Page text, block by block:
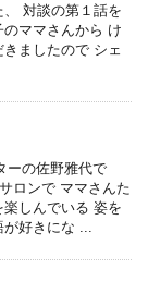
対談の第１話を
ママさんから け
ましたので シェ
ーの佐野雅代で
ロンで ママさんた
しんでいる 姿を
好きにな ...